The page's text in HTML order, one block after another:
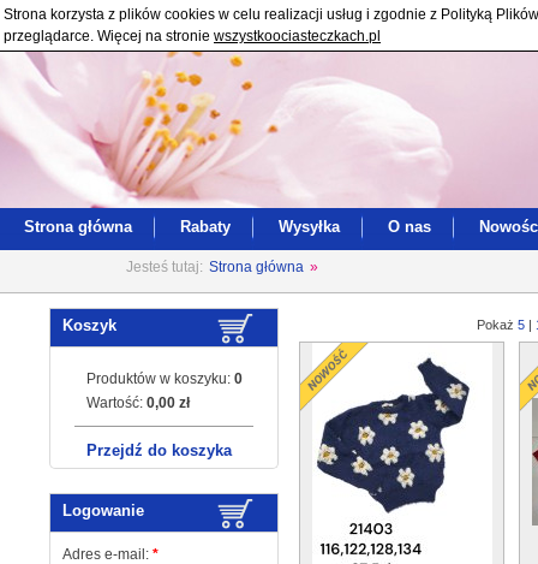
Strona korzysta z plików cookies w celu realizacji usług i zgodnie z Polityką
przeglądarce. Więcej na stronie wszystkoociasteczkach.pl
Strona główna Rabaty Wysyłka O nas
Jesteś tutaj: Strona główna »
Koszyk
Produktów w koszyku: 0
Wartość: 0,00 zł
Przejdź do koszyka
Logowanie
Adres e-mail: *
Pokaż 5 |